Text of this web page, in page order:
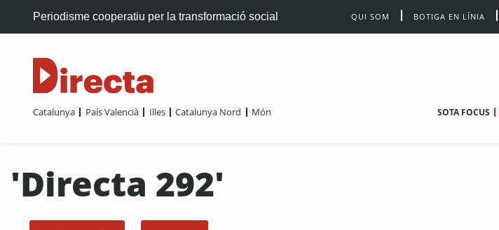
Periodisme cooperatiu per la transformació social QUI SOM BOTIGA EN LÍNIA
Catalunya País Valencià Illes Catalunya Nord Món SOTA FOCUS
'Directa 292'